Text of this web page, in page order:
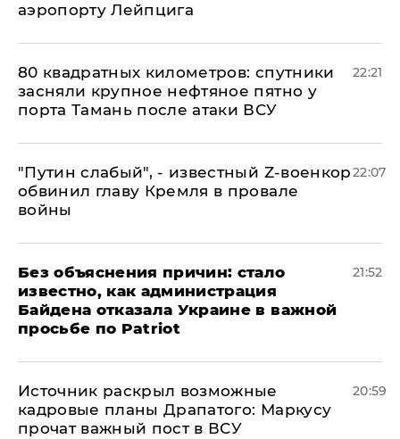
аэропорту Лейпцига
80 квадратных километров: спутники
засняли крупное нефтяное пятно у
порта Тамань после атаки ВСУ
22:21
​"Путин слабый", - известный Z-военкор
обвинил главу Кремля в провале
войны
22:07
Без объяснения причин: стало
известно, как администрация
Байдена отказала Украине в важной
просьбе по Patriot
21:52
​Источник раскрыл возможные
кадровые планы Драпатого: Маркусу
прочат важный пост в ВСУ
20:59